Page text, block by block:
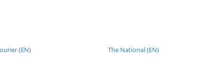
(EN) The National (EN)